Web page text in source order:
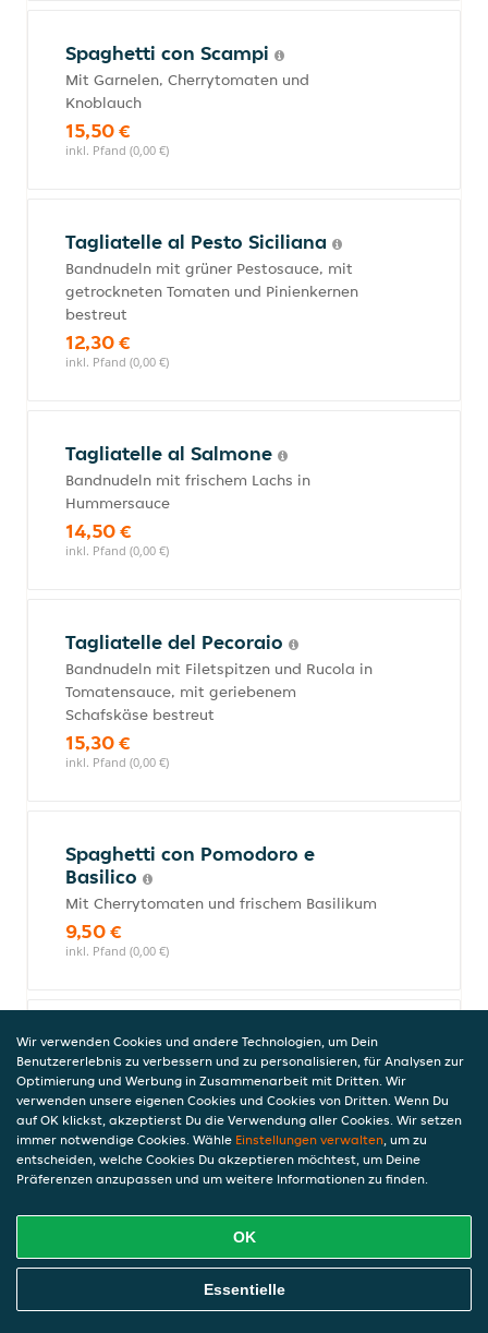
Spaghetti con Scampi
Mit Garnelen, Cherrytomaten und
Knoblauch
15,50 €
inkl. Pfand (0,00 €)
Tagliatelle al Pesto Siciliana
Bandnudeln mit grüner Pestosauce, mit
getrockneten Tomaten und Pinienkernen
bestreut
12,30 €
inkl. Pfand (0,00 €)
Tagliatelle al Salmone
Bandnudeln mit frischem Lachs in
Hummersauce
14,50 €
inkl. Pfand (0,00 €)
Tagliatelle del Pecoraio
Bandnudeln mit Filetspitzen und Rucola in
Tomatensauce, mit geriebenem
Schafskäse bestreut
15,30 €
inkl. Pfand (0,00 €)
Spaghetti con Pomodoro e
Basilico
Mit Cherrytomaten und frischem Basilikum
9,50 €
inkl. Pfand (0,00 €)
Spaghetti Aglio, Olio e
Peperoncino (scharf)
Mit Knoblauch, Olivenöl, Cherrytomaten
und Peperoncini (scharf)
10,00 €
inkl. Pfand (0,00 €)
Spaghetti al Ragu
10,80 €
Online Essen Bestellen
Wir verwenden Cookies und andere Technologien, um Dein
Benutzererlebnis zu verbessern und zu personalisieren, für Analysen zur
Optimierung und Werbung in Zusammenarbeit mit Dritten. Wir
verwenden unsere eigenen Cookies und Cookies von Dritten. Wenn Du
auf OK klickst, akzeptierst Du die Verwendung aller Cookies. Wir setzen
immer notwendige Cookies. Wähle Einstellungen verwalten, um zu
entscheiden, welche Cookies Du akzeptieren möchtest, um Deine
Präferenzen anzupassen und um weitere Informationen zu finden.
OK
Essentielle